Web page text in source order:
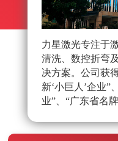
力星激光专注于
清洗、数控折弯
决方案。公司获
新‘小巨人’企业”
业”、“广东省名